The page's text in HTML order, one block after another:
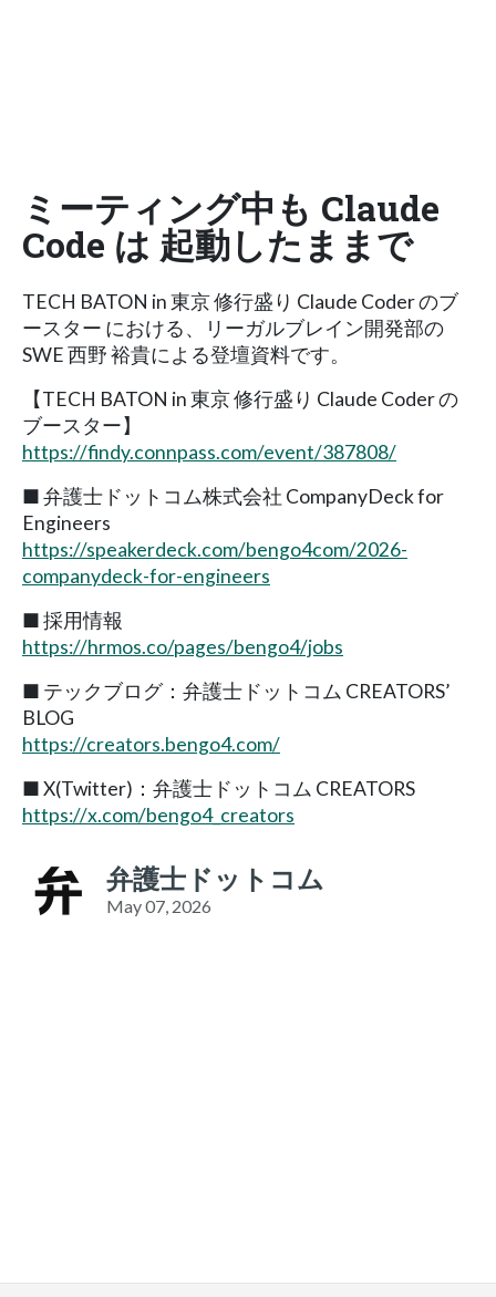
ミーティング中も Claude
Code は 起動したままで
TECH BATON in 東京 修行盛り Claude Coder のブ
ースター における、リーガルブレイン開発部の
SWE ⻄野 裕貴による登壇資料です。
【TECH BATON in 東京 修行盛り Claude Coder の
ブースター】
https://findy.connpass.com/event/387808/
■ 弁護士ドットコム株式会社 CompanyDeck for
Engineers
https://speakerdeck.com/bengo4com/2026-
companydeck-for-engineers
■ 採用情報
https://hrmos.co/pages/bengo4/jobs
■ テックブログ：弁護士ドットコム CREATORS’
BLOG
https://creators.bengo4.com/
■ X(Twitter)：弁護士ドットコム CREATORS
https://x.com/bengo4_creators
弁護士ドットコム
May 07, 2026